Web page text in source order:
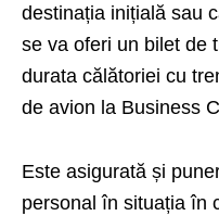
destinația inițială sau
se va oferi un bilet de
durata călătoriei cu
de avion la Business
Este asigurată și
personal în situația în